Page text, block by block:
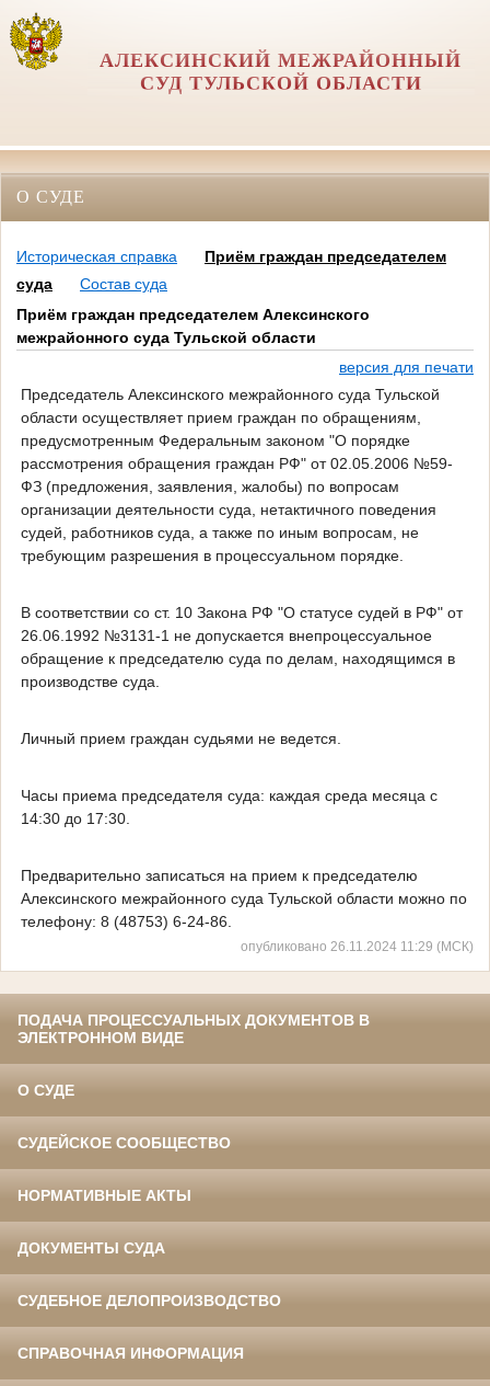
АЛЕКСИНСКИЙ МЕЖРАЙОННЫЙ
СУД ТУЛЬСКОЙ ОБЛАСТИ
О СУДЕ
Историческая справка
Приём граждан председателем
суда
Состав суда
Приём граждан председателем Алексинского
межрайонного суда Тульской области
версия для печати
Председатель Алексинского межрайонного суда Тульской
области осуществляет прием граждан по обращениям,
предусмотренным Федеральным законом "О порядке
рассмотрения обращения граждан РФ" от 02.05.2006 №59-
ФЗ (предложения, заявления, жалобы) по вопросам
организации деятельности суда, нетактичного поведения
судей, работников суда, а также по иным вопросам, не
требующим разрешения в процессуальном порядке.
В соответствии со ст. 10 Закона РФ "О статусе судей в РФ" от
26.06.1992 №3131-1 не допускается внепроцессуальное
обращение к председателю суда по делам, находящимся в
производстве суда.
Личный прием граждан судьями не ведется.
Часы приема председателя суда: каждая среда месяца с
14:30 до 17:30.
Предварительно записаться на прием к председателю
Алексинского межрайонного суда Тульской области можно по
телефону: 8 (48753) 6-24-86.
опубликовано 26.11.2024 11:29 (МСК)
ПОДАЧА ПРОЦЕССУАЛЬНЫХ ДОКУМЕНТОВ В
ЭЛЕКТРОННОМ ВИДЕ
О СУДЕ
СУДЕЙСКОЕ СООБЩЕСТВО
НОРМАТИВНЫЕ АКТЫ
ДОКУМЕНТЫ СУДА
СУДЕБНОЕ ДЕЛОПРОИЗВОДСТВО
СПРАВОЧНАЯ ИНФОРМАЦИЯ